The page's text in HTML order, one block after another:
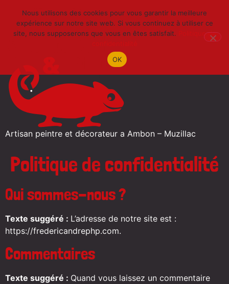
Artisan peintre et décorateur a Ambon – Muzillac
Politique de confidentialité
Qui sommes-nous ?
Texte suggéré : L’adresse de notre site est :
https://fredericandrephp.com.
Commentaires
Texte suggéré : Quand vous laissez un commentaire
Nous utilisons des cookies pour vous garantir la meilleure
expérience sur notre site web. Si vous continuez à utiliser ce
site, nous supposerons que vous en êtes satisfait.
Politique de
OK